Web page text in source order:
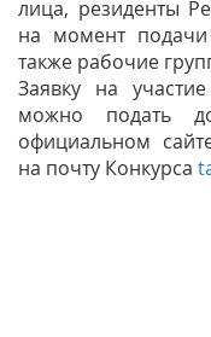
лица, резиденты
на момент
также рабочие
Заявку на
можно подать
официальном
на почту Конкурса